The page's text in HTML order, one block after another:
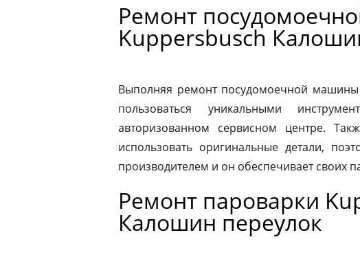
Ремонт
Kuppersbusch
Выполняя ремонт посудомоечной машины
пользоваться уникальными
авторизованном сервисном центре.
использовать оригинальные детали,
производителем и он обеспечивает своих
Ремонт пароварки
Калошин переулок